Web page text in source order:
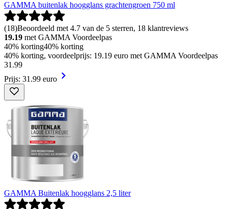
GAMMA buitenlak hoogglans grachtengroen 750 ml
(18)Beoordeeld met 4.7 van de 5 sterren, 18 klantreviews
19.19 met GAMMA Voordeelpas
40% korting40% korting
40% korting, voordeelprijs: 19.19 euro met GAMMA Voordeelpas
31.99
Prijs: 31.99 euro
GAMMA Buitenlak hoogglans 2,5 liter